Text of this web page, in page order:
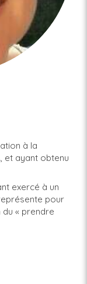
à la
et ayant obtenu
exercé à un
pour
« prendre